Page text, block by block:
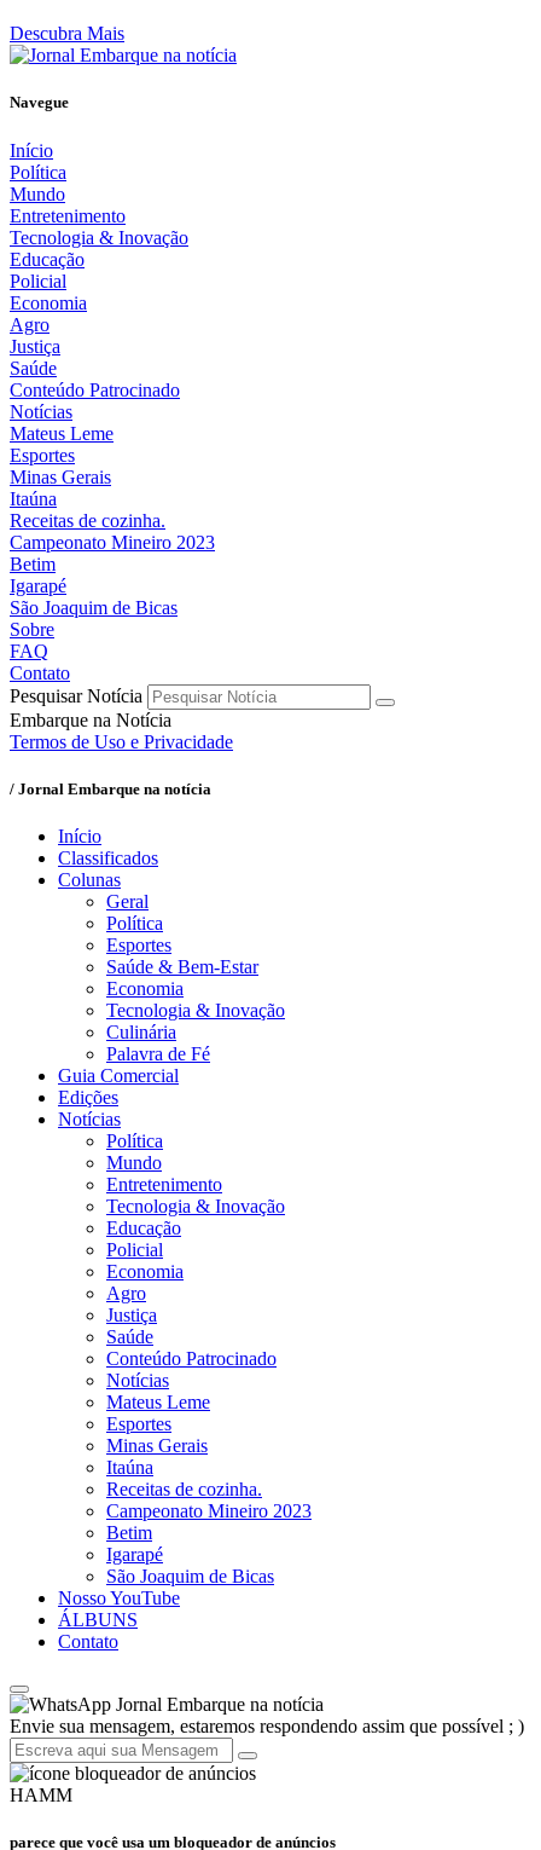
Descubra Mais
Navegue
Início
Política
Mundo
Entretenimento
Tecnologia & Inovação
Educação
Policial
Economia
Agro
Justiça
Saúde
Conteúdo Patrocinado
Notícias
Mateus Leme
Esportes
Minas Gerais
Itaúna
Receitas de cozinha.
Campeonato Mineiro 2023
Betim
Igarapé
São Joaquim de Bicas
Sobre
FAQ
Contato
Pesquisar Notícia
Embarque na Notícia
Termos de Uso e Privacidade
/ Jornal Embarque na notícia
Início
Classificados
Colunas
Geral
Política
Esportes
Saúde & Bem-Estar
Economia
Tecnologia & Inovação
Culinária
Palavra de Fé
Guia Comercial
Edições
Notícias
Política
Mundo
Entretenimento
Tecnologia & Inovação
Educação
Policial
Economia
Agro
Justiça
Saúde
Conteúdo Patrocinado
Notícias
Mateus Leme
Esportes
Minas Gerais
Itaúna
Receitas de cozinha.
Campeonato Mineiro 2023
Betim
Igarapé
São Joaquim de Bicas
Nosso YouTube
ÁLBUNS
Contato
Jornal Embarque na notícia
Envie sua mensagem, estaremos respondendo assim que possível ; )
HAMM
parece que você usa um bloqueador de anúncios